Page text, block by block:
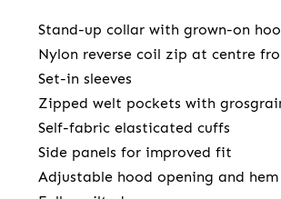
Stand-up collar with grown-on
Nylon reverse coil zip at centre
Set-in sleeves
Zipped welt pockets with
Self-fabric elasticated cuffs
Side panels for improved fit
Adjustable hood opening and